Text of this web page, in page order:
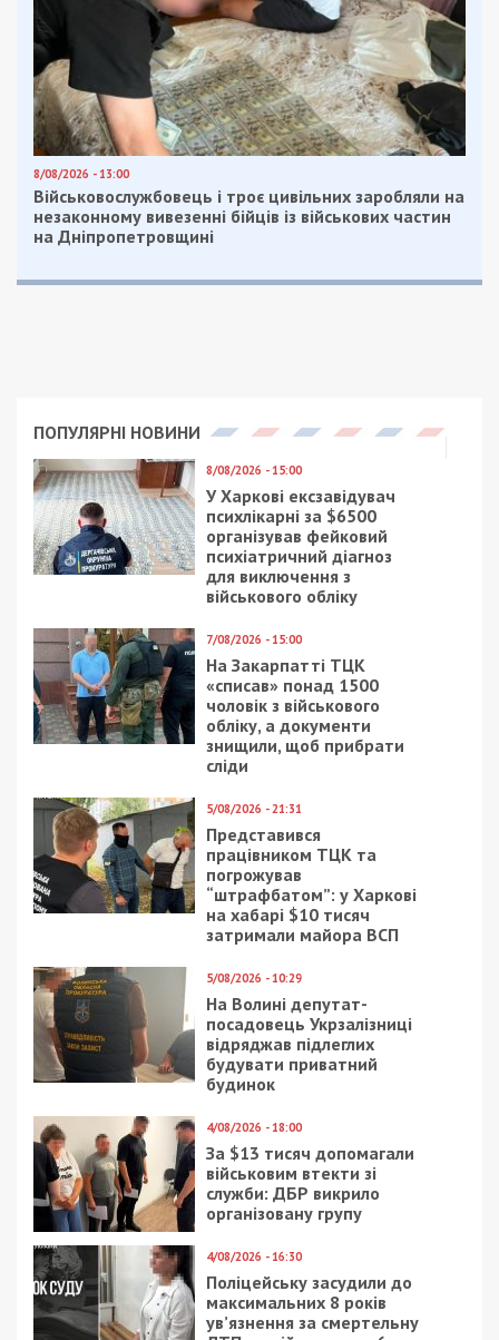
Під час обшуків у затриманої вилучено
комп’ютерну техніку та мобільний телефон із
доказами роботи на рф.
Слідчі Служби безпеки повідомили їй про підозру
за ч. 2 ст. 111 Кримінального кодексу України
(державна зрада, вчинена в умовах воєнного
стану).
Зловмисниця перебуває під вартою без права
з конфіскацією майна.
Facebook
Telegram
Twitter
WhatsApp
ViberEmail
Категории: Розслідування| Метки:
зрадниця,коригувальник,СБУ
Рекламні блоки дають нам змогу
залишатися незалежними ЗМІ, а вам -
отримувати найсвіжіші новини під ними.
Приєднуйтесь також до 49000 в Google News. Слідкуйте
за останніми новинами!
Приєднатися
Читайте також
Предыдущая статья:
Офіцера ТЦК з Тернопільщини
судитимуть за списання харчів на 320
тисяч гривень
Следующая статья:
На Київщині офіцери приховали
самогубство військового
ГОЛОВНЕ ЗА ДЕНЬ